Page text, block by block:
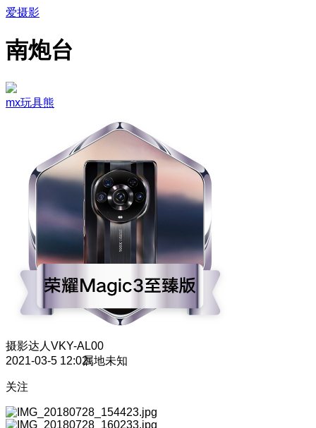
爱摄影
南炮台
mx玩具熊
摄影达人 VKY-AL00
2021-03-5 12:02属地未知
关注